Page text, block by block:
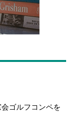
ゴルフコンペを